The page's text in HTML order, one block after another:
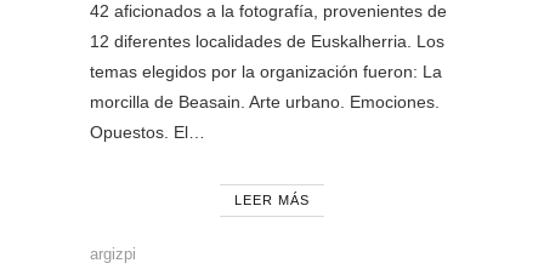
42 aficionados a la fotografía, provenientes de
12 diferentes localidades de Euskalherria. Los
temas elegidos por la organización fueron: La
morcilla de Beasain. Arte urbano. Emociones.
Opuestos. El…
LEER MÁS
argizpi